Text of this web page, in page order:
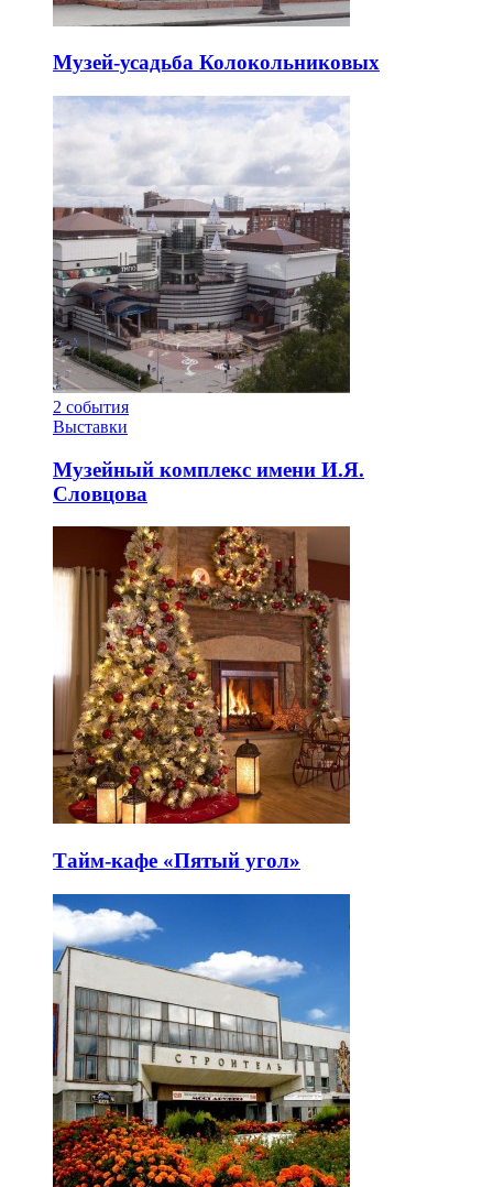
Музей-усадьба Колокольниковых
2 события
Выставки
Музейный комплекс имени И.Я.
Словцова
Тайм-кафе «Пятый угол»